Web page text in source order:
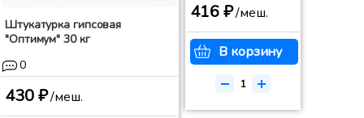
Штукатурка гипсовая
"Оптимум" 30 кг
0
430 ₽/меш.
416 ₽/меш.
В корзину